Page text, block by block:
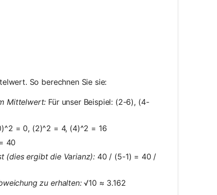
So berechnen Sie sie:
Mittelwert: Für unser Beispiel: (2-6), (4-
= 0, (2)^2 = 4, (4)^2 = 16
40
(dies ergibt die Varianz): 40 / (5-1) = 40 /
zu erhalten:√10 ≈ 3.162